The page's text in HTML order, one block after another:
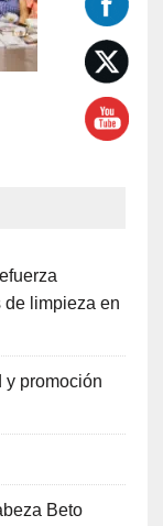
de limpieza en
y promoción
Beto